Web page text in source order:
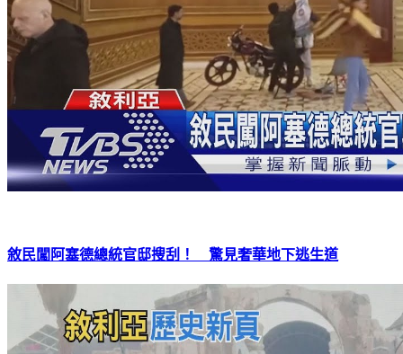
敘民闖阿塞德總統官邸搜刮！ 驚見奢華地下逃生道